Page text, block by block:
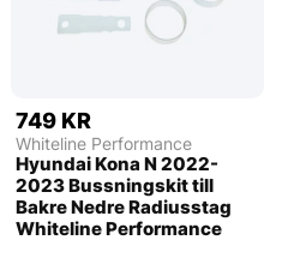
749 KR
Whiteline Performance
Hyundai Kona N 2022-
2023 Bussningskit till
Bakre Nedre Radiusstag
Whiteline Performance